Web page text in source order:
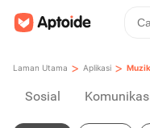
Laman Utama > Aplikasi >
Sosial